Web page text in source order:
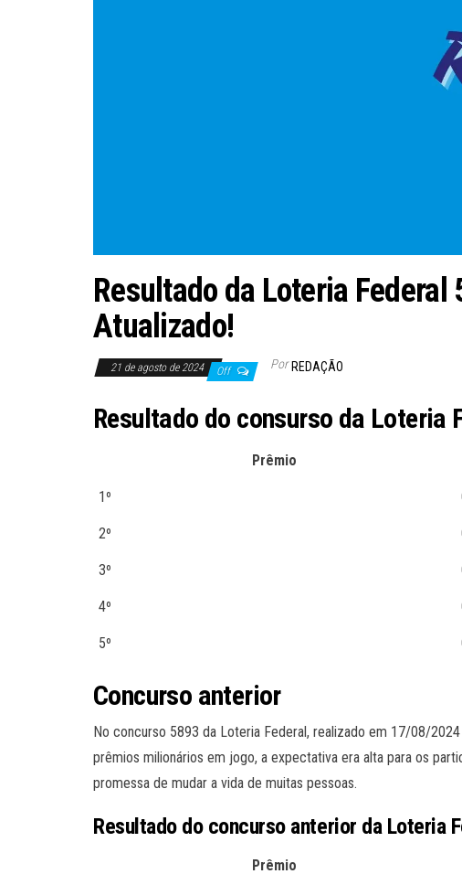
Resultado da Loteria
Atualizado!
21 de agosto de 2024 Off Por REDAÇÃO
Resultado do consurso da Loteria
Prêmio
1º
2º
3º
4º
5º
Concurso anterior
No concurso 5893 da Loteria Federal, realizado em 17/08/2024
prêmios milionários em jogo, a expectativa era alta para os
promessa de mudar a vida de muitas pessoas.
Resultado do concurso anterior da Loteria
Prêmio